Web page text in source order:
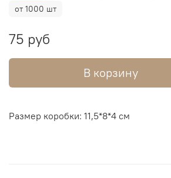
от 1000 шт
75 руб
В корзину
Размер коробки: 11,5*8*4 см